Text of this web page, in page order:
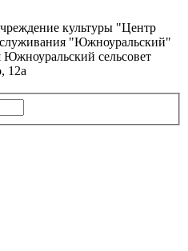
культуры "Центр
"Южноуральский"
сельсовет
12а